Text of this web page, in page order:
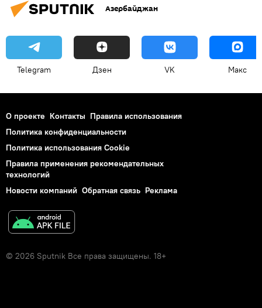
Азербайджан
Telegram Дзен VK Макс
О проекте Контакты Правила использования
Политика конфиденциальности
Политика использования Cookie
Правила применения рекомендательных
технологий
Новости компаний Обратная связь Реклама
© 2026 Sputnik Все права защищены. 18+